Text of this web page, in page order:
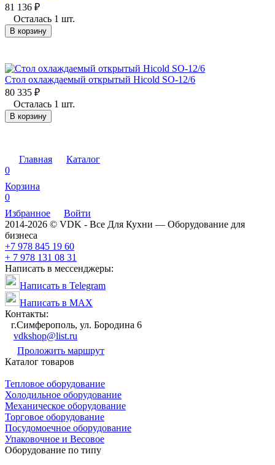
81 136 ₽
Осталась 1 шт.
В корзину
Стол охлаждаемый открытый Hicold SO-12/6
80 335 ₽
Осталась 1 шт.
В корзину
Главная
Каталог
0
Корзина
0
Избранное
Войти
2014-2026 © VDK - Все Для Кухни — Оборудование для
бизнеса
+7 978 845 19 60
+ 7 978 131 08 31
Написать в мессенджеры:
Написать в Telegram
Написать в MAX
Контакты:
г.Симферополь, ул. Бородина 6
vdkshop@list.ru
Проложить маршрут
Каталог товаров
Тепловое оборудование
Холодильное оборудование
Механическое оборудование
Торговое оборудование
Посудомоечное оборудование
Упаковочное и Весовое
Оборудование по типу